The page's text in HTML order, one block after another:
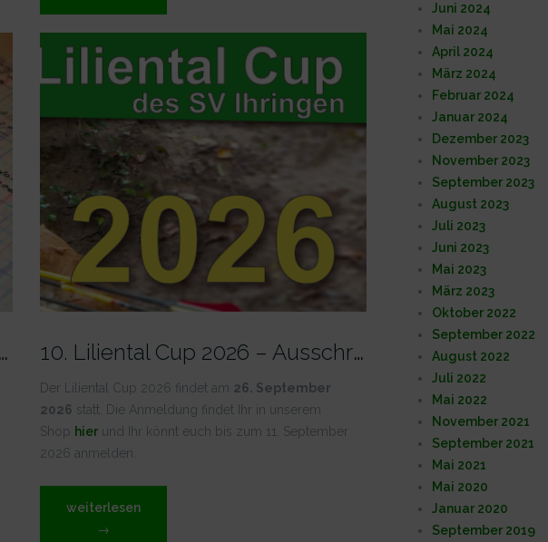
Auflage
Liga
LP“
L
iliental Cup 2026 – Teilnehmerliste 1
0. Liliental Cup 2026 – Ausschreibung
Der Liliental Cup 2026 findet am 26. September
2026 statt. Die Anmeldung findet Ihr in unserem
Shop hier und Ihr könnt euch bis zum 11. September
2026 anmelden.
„10.
Liliental
weiterlesen
→
Juni 2024
Mai 2024
April 2024
März 2024
Februar 2024
Januar 2024
Dezember 2023
November 2023
September 2023
August 2023
Juli 2023
Juni 2023
Mai 2023
März 2023
Oktober 2022
September 2022
August 2022
Juli 2022
Mai 2022
November 2021
September 2021
Mai 2021
Mai 2020
Januar 2020
September 2019